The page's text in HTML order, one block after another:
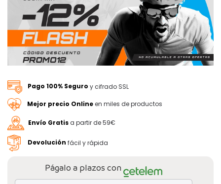
Pago 100% Seguro y cifrado SSL
Mejor precio Onlineen miles de productos
Envío Gratisa partir de 59€
Devolución fácil y rápida
Págalo a plazos con